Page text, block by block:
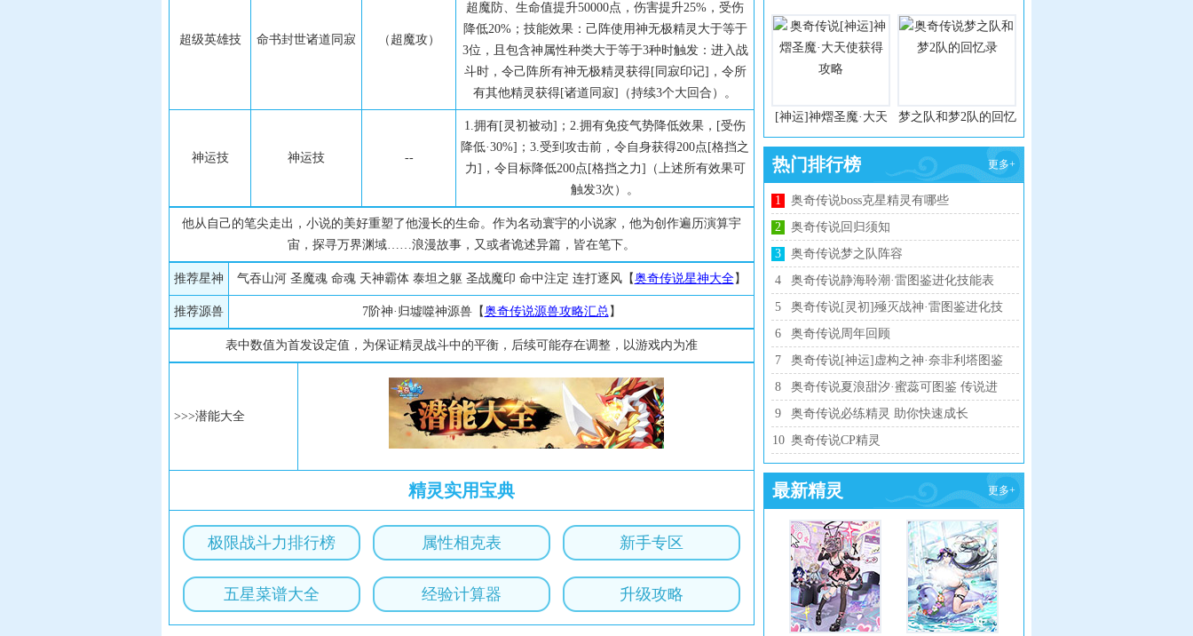
超级英雄技 命书封世诸道同寂 （超魔攻）
超魔防、生命值提升50000点，伤害提升25%，受伤
降低20%；技能效果：己阵使用神无极精灵大于等于
3位，且包含神属性种类大于等于3种时触发：进入战
斗时，令己阵所有神无极精灵获得[同寂印记]，令所
有其他精灵获得[诸道同寂]（持续3个大回合）。
神运技 神运技 --
1.拥有[灵初被动]；2.拥有免疫气势降低效果，[受伤
降低·30%]；3.受到攻击前，令自身获得200点[格挡之
力]，令目标降低200点[格挡之力]（上述所有效果可
触发3次）。
他从自己的笔尖走出，小说的美好重塑了他漫长的生命。作为名动寰宇的小说家，他为创作遍历演算宇
宙，探寻万界渊域……浪漫故事，又或者诡述异篇，皆在笔下。
推荐星神 气吞山河 圣魔魂 命魂 天神霸体 泰坦之躯 圣战魔印 命中注定 连打逐风【奥奇传说星神大全】
推荐源兽 7阶神·归墟噬神源兽【奥奇传说源兽攻略汇总 】
表中数值为首发设定值，为保证精灵战斗中的平衡，后续可能存在调整，以游戏内为准
>>>潜能大全
精灵实用宝典
极限战斗力排行榜 属性相克表 新手专区
五星菜谱大全 经验计算器 升级攻略
[神运]神熠圣魔·大天
使获得攻略
梦之队和梦2队的回忆
录
热门排行榜 更多+
1
奥奇传说boss克星精灵有哪些
2
奥奇传说回归须知
3
奥奇传说梦之队阵容
4
奥奇传说静海聆潮·雷图鉴进化技能表
5
奥奇传说[灵初]殛灭战神·雷图鉴进化技
能表
6
奥奇传说周年回顾
7
奥奇传说[神运]虚构之神·奈非利塔图鉴
传说进化技能表
8
奥奇传说夏浪甜汐·蜜蕊可图鉴 传说进
化技能表
9
奥奇传说必练精灵 助你快速成长
10 奥奇传说CP精灵
最新精灵 更多+